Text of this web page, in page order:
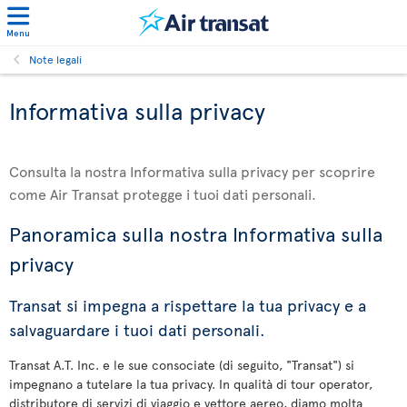
Menu
Note legali
Informativa sulla privacy
Consulta la nostra Informativa sulla privacy per scoprire
come Air Transat protegge i tuoi dati personali.
Panoramica sulla nostra Informativa sulla
privacy
Transat si impegna a rispettare la tua privacy e a
salvaguardare i tuoi dati personali.
Transat A.T. Inc. e le sue consociate (di seguito, "Transat") si
impegnano a tutelare la tua privacy. In qualità di tour operator,
distributore di servizi di viaggio e vettore aereo, diamo molta